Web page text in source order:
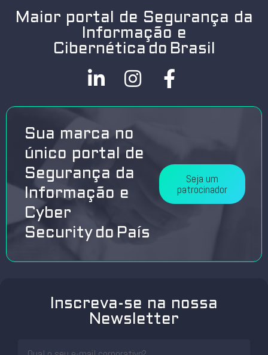
Maior portal de Segurança da
Informação e
Cibernética do Brasil
Sua marca no
único portal de
Segurança da
Informação e
Cyber
Security do País
Seja um
patrocinador
Inscreva-se na nossa
Newsletter